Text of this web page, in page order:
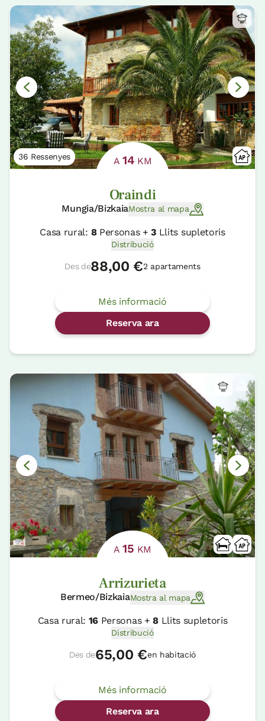
36 Ressenyes A 14 KM
Oraindi
Mungia/BizkaiaMostra al mapa
Casa rural: 8Personas +3 Llits supletoris
Distribució
Des de88,00 €2 apartaments
Més informació
Reserva ara
A15 KM
Arrizurieta
Bermeo/BizkaiaMostra al mapa
Casa rural: 16 Personas +8Llits supletoris
Distribució
Des de65,00 €en habitació
Més informació
Reserva ara